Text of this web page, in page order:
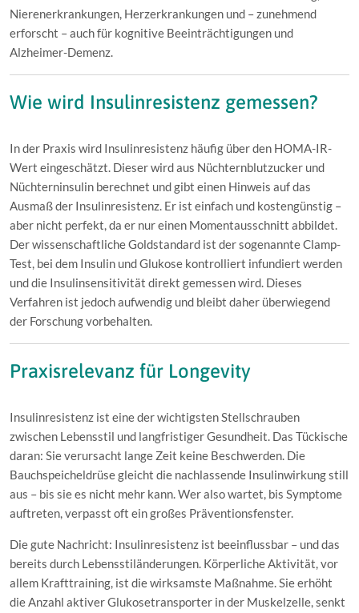
Nierenerkrankungen, Herzerkrankungen und – zunehmend
erforscht – auch für kognitive Beeinträchtigungen und
Alzheimer-Demenz.
Wie wird Insulinresistenz gemessen?
In der Praxis wird Insulinresistenz häufig über den HOMA-IR-
Wert eingeschätzt. Dieser wird aus Nüchternblutzucker und
Nüchterninsulin berechnet und gibt einen Hinweis auf das
Ausmaß der Insulinresistenz. Er ist einfach und kostengünstig –
aber nicht perfekt, da er nur einen Momentausschnitt abbildet.
Der wissenschaftliche Goldstandard ist der sogenannte Clamp-
Test, bei dem Insulin und Glukose kontrolliert infundiert werden
und die Insulinsensitivität direkt gemessen wird. Dieses
Verfahren ist jedoch aufwendig und bleibt daher überwiegend
der Forschung vorbehalten.
Praxisrelevanz für Longevity
Insulinresistenz ist eine der wichtigsten Stellschrauben
zwischen Lebensstil und langfristiger Gesundheit. Das Tückische
daran: Sie verursacht lange Zeit keine Beschwerden. Die
Bauchspeicheldrüse gleicht die nachlassende Insulinwirkung still
aus – bis sie es nicht mehr kann. Wer also wartet, bis Symptome
auftreten, verpasst oft ein großes Präventionsfenster.
Die gute Nachricht: Insulinresistenz ist beeinflussbar – und das
bereits durch Lebensstiländerungen. Körperliche Aktivität, vor
allem Krafttraining, ist die wirksamste Maßnahme. Sie erhöht
die Anzahl aktiver Glukosetransporter in der Muskelzelle, senkt